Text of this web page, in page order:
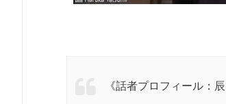
《話者プロフィール：